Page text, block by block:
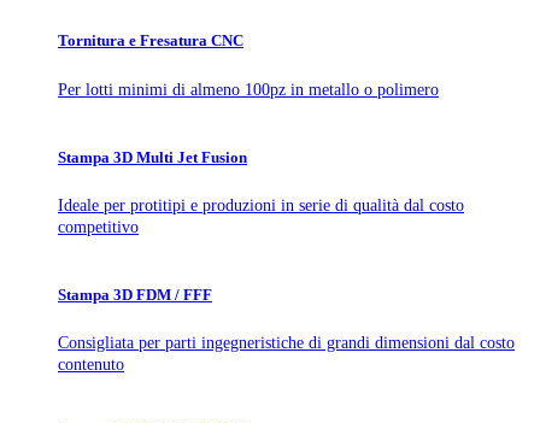
Tornitura e Fresatura CNC
Per lotti minimi di almeno 100pz in metallo o polimero
Stampa 3D Multi Jet Fusion
Ideale per protitipi e produzioni in serie di qualità dal costo
competitivo
Stampa 3D FDM / FFF
Consigliata per parti ingegneristiche di grandi dimensioni dal costo
contenuto